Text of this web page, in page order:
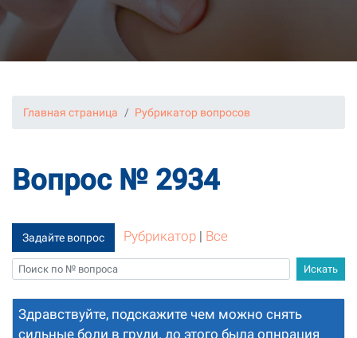
Главная страница Рубрикатор вопросов
Вопрос № 2934
Задайте вопрос Рубрикатор| Все
Здравствуйте, подскажите чем можно снять
сильные боли в груди. до этого была опнрация